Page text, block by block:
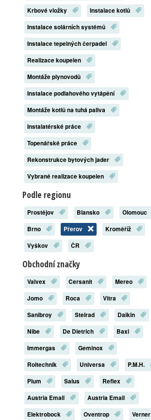
Krbové vložky
Instalace kotlů
Instalace solárních systémů
Instalace tepelných čerpadel
Realizace koupelen
Montáže plynovodů
Instalace podlahového vytápění
Montáže kotlů na tuhá paliva
Instalatérské práce
Topenářské práce
Rekonstrukce bytových jader
Vybrané realizace koupelen
Podle regionu
Prostějov Blansko
Olomouc
Brno
Přerov
Kroměříž
Vyškov
ČR
Obchodní značky
Valvex Cersanit
Mereo
Jomo
Roca
Vitra
Sanibroy
Stelrad
Daikin
Nibe
De Dietrich
Baxi
Immergas
Geminox
Roltechnik
Universa
P.M.H.
Plum
Salus
Reflex
Austria Email
Austria Email
Elektrobock
Oventrop
Verner